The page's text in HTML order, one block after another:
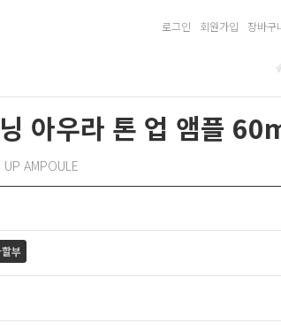
로그인 회원가입 장바구
아우라 톤 업 앰플
AMPOULE
부